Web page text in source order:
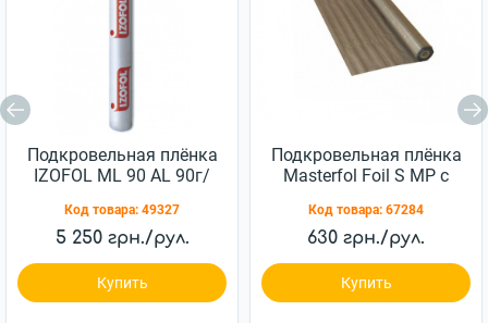
Подкровельная плёнка
IZOFOL ML 90 AL 90г/
Код товара: 49327
5 250 грн./рул.
Купить
Подкровельная плёнка
Masterfol Foil S МР с
80г/м2 (75м2)
Код товара: 67284
630 грн./рул.
Купить